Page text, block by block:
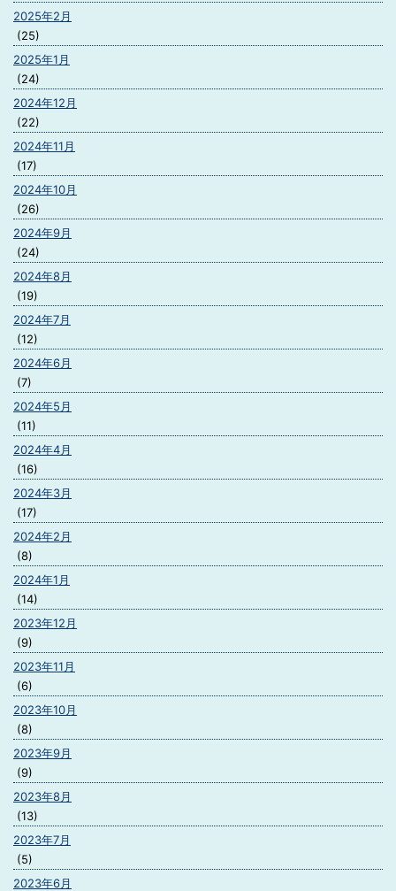
2025年2月
(25)
2025年1月
(24)
2024年12月
(22)
2024年11月
(17)
2024年10月
(26)
2024年9月
(24)
2024年8月
(19)
2024年7月
(12)
2024年6月
(7)
2024年5月
(11)
2024年4月
(16)
2024年3月
(17)
2024年2月
(8)
2024年1月
(14)
2023年12月
(9)
2023年11月
(6)
2023年10月
(8)
2023年9月
(9)
2023年8月
(13)
2023年7月
(5)
2023年6月